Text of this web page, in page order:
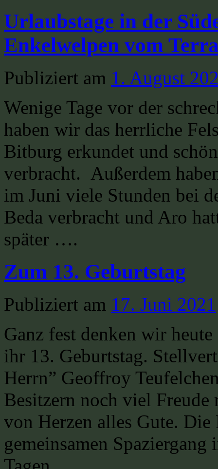
Urlaubstage in der
Enkelwelpen vom
Publiziert am 1. August
Wenige Tage vor der
haben wir das herrliche
Bitburg erkundet und
verbracht. Außerdem
im Juni viele Stunden bei
Beda verbracht und Aro
später ….
Zum 13. Geburtstag
Publiziert am 17. Juni 2021
Ganz fest denken wir
ihr 13. Geburtstag.
Herrn” Geoffroy
Besitzern noch viel Freude
von Herzen alles Gute.
gemeinsamen